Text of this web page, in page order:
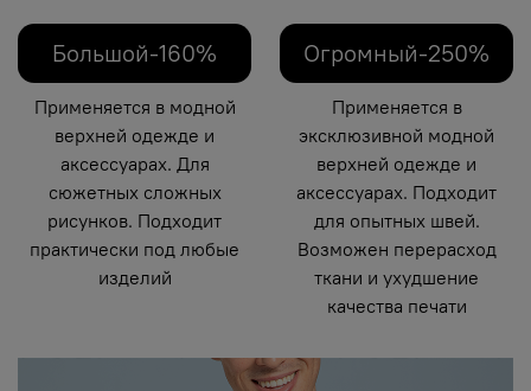
Большой-160%
Применяется в модной
верхней одежде и
аксессуарах. Для
сюжетных сложных
рисунков. Подходит
практически под любые
изделий
Огромный-250%
Применяется в
эксклюзивной модной
верхней одежде и
аксессуарах. Подходит
для опытных швей.
Возможен перерасход
ткани и ухудшение
качества печати